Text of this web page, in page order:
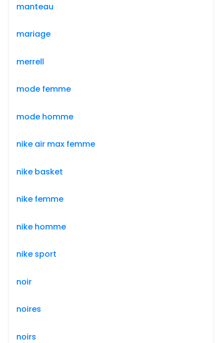
manteau
mariage
merrell
mode femme
mode homme
nike air max femme
nike basket
nike femme
nike homme
nike sport
noir
noires
noirs